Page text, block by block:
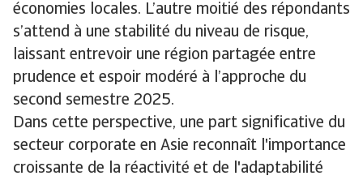
économies locales. L’autre moitié des répondants
s’attend à une stabilité du niveau de risque,
laissant entrevoir une région partagée entre
prudence et espoir modéré à l’approche du
second semestre 2025.
Dans cette perspective, une part significative du
secteur corporate en Asie reconnaît l'importance
croissante de la réactivité et de l'adaptabilité